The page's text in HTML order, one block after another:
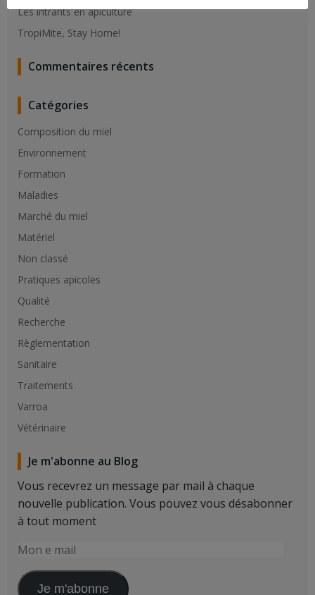
Les intrants en apiculture
TropiMite, Stay Home!
Commentaires récents
Catégories
Composition du miel
Environnement
Formation
Maladies
Marché du miel
Matériel
Non classé
Pratiques apicoles
Qualité
Recherche
Règlementation
Sanitaire
Traitements
Varroa
Vétérinaire
Je m'abonne au Blog
Vous recevrez un message par mail à chaque
nouvelle publication. Vous pouvez vous désabonner
à tout moment
Mon
mail Je m'abonne